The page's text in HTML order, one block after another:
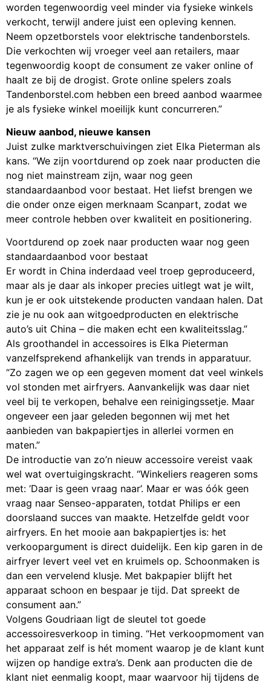
worden tegenwoordig veel minder via fysieke winkels
verkocht, terwijl andere juist een opleving kennen.
Neem opzetborstels voor elektrische tandenborstels.
Die verkochten wij vroeger veel aan retailers, maar
tegenwoordig koopt de consument ze vaker online of
haalt ze bij de drogist. Grote online spelers zoals
Tandenborstel.com hebben een breed aanbod waarmee
je als fysieke winkel moeilijk kunt concurreren.”
Nieuw aanbod, nieuwe kansen
Juist zulke marktverschuivingen ziet Elka Pieterman als
kans. “We zijn voortdurend op zoek naar producten die
nog niet mainstream zijn, waar nog geen
standaardaanbod voor bestaat. Het liefst brengen we
die onder onze eigen merknaam Scanpart, zodat we
meer controle hebben over kwaliteit en positionering.
Voortdurend op zoek naar producten waar nog geen
standaardaanbod voor bestaat
Er wordt in China inderdaad veel troep geproduceerd,
maar als je daar als inkoper precies uitlegt wat je wilt,
kun je er ook uitstekende producten vandaan halen. Dat
zie je nu ook aan witgoedproducten en elektrische
auto’s uit China – die maken echt een kwaliteitsslag.”
Als groothandel in accessoires is Elka Pieterman
vanzelfsprekend afhankelijk van trends in apparatuur.
“Zo zagen we op een gegeven moment dat veel winkels
vol stonden met airfryers. Aanvankelijk was daar niet
veel bij te verkopen, behalve een reinigingssetje. Maar
ongeveer een jaar geleden begonnen wij met het
aanbieden van bakpapiertjes in allerlei vormen en
maten.”
De introductie van zo’n nieuw accessoire vereist vaak
wel wat overtuigingskracht. “Winkeliers reageren soms
met: ‘Daar is geen vraag naar’. Maar er was óók geen
vraag naar Senseo-apparaten, totdat Philips er een
doorslaand succes van maakte. Hetzelfde geldt voor
airfryers. En het mooie aan bakpapiertjes is: het
verkoopargument is direct duidelijk. Een kip garen in de
airfryer levert veel vet en kruimels op. Schoonmaken is
dan een vervelend klusje. Met bakpapier blijft het
apparaat schoon en bespaar je tijd. Dat spreekt de
consument aan.”
Volgens Goudriaan ligt de sleutel tot goede
accessoiresverkoop in timing. “Het verkoopmoment van
het apparaat zelf is hét moment waarop je de klant kunt
wijzen op handige extra’s. Denk aan producten die de
klant niet eenmalig koopt, maar waarvoor hij tijdens de